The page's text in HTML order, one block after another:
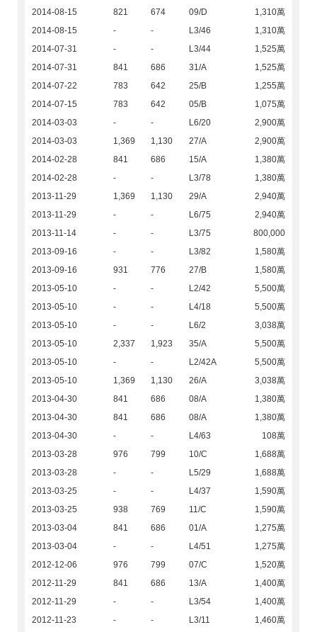
2014-08-15
821 674 09/D
1,310萬
2014-08-15
- - L3/46
1,310萬
2014-07-31
- - L3/44
1,525萬
2014-07-31
841 686 31/A
1,525萬
2014-07-22
783 642 25/B
1,255萬
2014-07-15
783 642 05/B
1,075萬
2014-03-03
- - L6/20
2,900萬
2014-03-03
1,369 1,130 27/A
2,900萬
2014-02-28
841 686 15/A
1,380萬
2014-02-28
- - L3/78
1,380萬
2013-11-29
1,369 1,130 29/A
2,940萬
2013-11-29
- - L6/75
2,940萬
2013-11-14
- - L3/75
800,000
2013-09-16
- - L3/82
1,580萬
2013-09-16
931 776 27/B
1,580萬
2013-05-10
- - L2/42
5,500萬
2013-05-10
- - L4/18
5,500萬
2013-05-10
- - L6/2
3,038萬
2013-05-10
2,337 1,923 35/A
5,500萬
2013-05-10
- - L2/42A
5,500萬
2013-05-10
1,369 1,130 26/A
3,038萬
2013-04-30
841 686 08/A
1,380萬
2013-04-30
841 686 08/A
1,380萬
2013-04-30
- - L4/63
108萬
2013-03-28
976 799 10/C
1,688萬
2013-03-28
- - L5/29
1,688萬
2013-03-25
- - L4/37
1,590萬
2013-03-25
938 769 11/C
1,590萬
2013-03-04
841 686 01/A
1,275萬
2013-03-04
- - L4/51
1,275萬
2012-12-06
976 799 07/C
1,520萬
2012-11-29
841 686 13/A
1,400萬
2012-11-29
- - L3/54
1,400萬
2012-11-23
- - L3/11
1,460萬